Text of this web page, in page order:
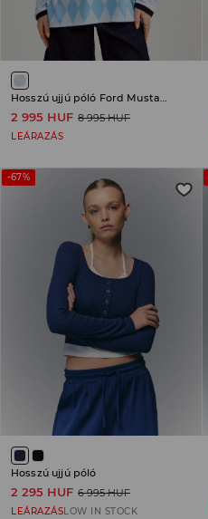
2 995 HUF 8 995 HUF
LEÁRAZÁS
-67%
Hosszú ujjú póló
2 295 HUF 6 995 HUF
LEÁRAZÁSLOW IN STOCK